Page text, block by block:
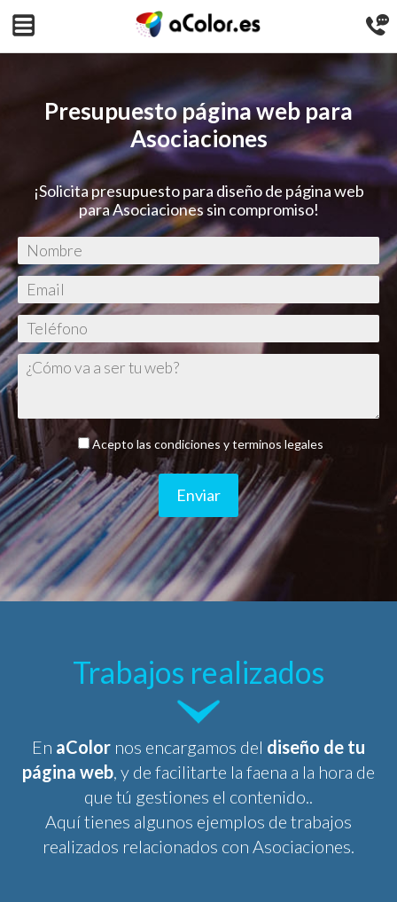
Presupuesto página web para
Asociaciones
¡Solicita presupuesto para diseño de página web
para Asociaciones sin compromiso!
Acepto las condiciones y terminos legales
Enviar
Trabajos realizados
En aColor nos encargamos del diseño de tu
página web, y de facilitarte la faena a la hora de
que tú gestiones el contenido..
Aquí tienes algunos ejemplos de trabajos
realizados relacionados con Asociaciones.